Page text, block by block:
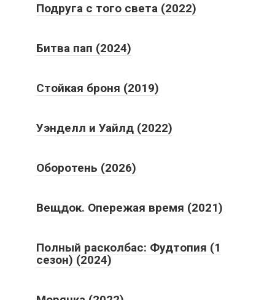
Подруга с того света (2022)
Битва пап (2024)
Стойкая броня (2019)
Уэнделл и Уайлд (2022)
Оборотень (2026)
Вещдок. Опережая время (2021)
Полный расколбас: Фудтопия (1
сезон) (2024)